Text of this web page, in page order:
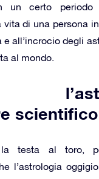
un certo
vita di una persona
e all’incrocio degli
al mondo.
testa al toro,
l’astrologia